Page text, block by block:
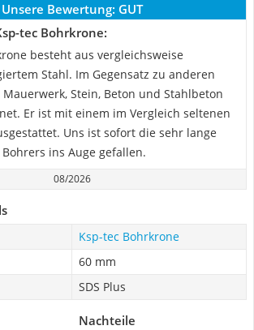
Unsere Bewertung: GUT
tec Bohrkrone:
besteht aus vergleichsweise
Stahl. Im Gegensatz zu anderen
Stein, Beton und Stahlbeton
Er ist mit einem im Vergleich seltenen
Uns ist sofort die sehr lange
ins Auge gefallen.
08/2026
Ksp-tec Bohrkrone
60 mm
SDS Plus
Nachteile